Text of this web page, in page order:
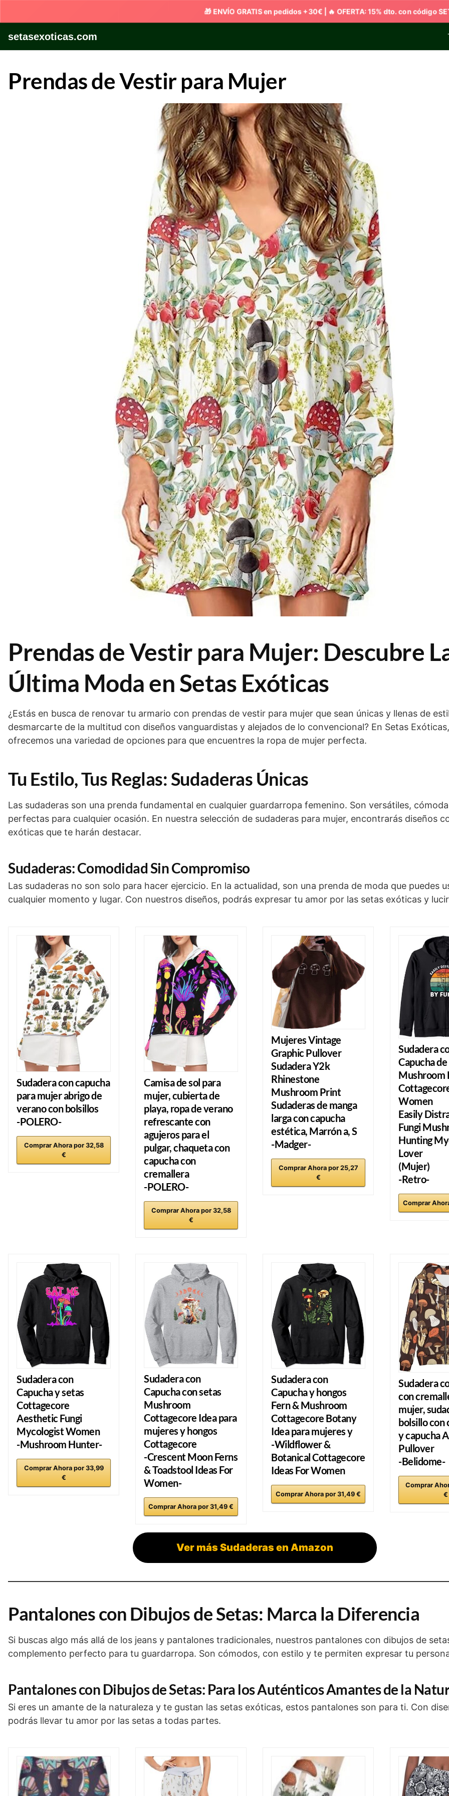
content
setasexoticas.com
Prendas de Vestir para Mujer
Prendas de Vestir para Mujer: Descubre
Última Moda en Setas Exóticas
¿Estás en busca de renovar tu armario con prendas de vestir para mujer que sean únicas y llenas de
desmarcarte de la multitud con diseños vanguardistas y alejados de lo convencional? En Setas
ofrecemos una variedad de opciones para que encuentres la ropa de mujer perfecta.
Tu Estilo, Tus Reglas: Sudaderas Únicas
Las sudaderas son una prenda fundamental en cualquier guardarropa femenino. Son versátiles,
perfectas para cualquier ocasión. En nuestra selección de sudaderas para mujer, encontrarás diseños
exóticas que te harán destacar.
Sudaderas: Comodidad Sin Compromiso
Las sudaderas no son solo para hacer ejercicio. En la actualidad, son una prenda de moda que puedes
cualquier momento y lugar. Con nuestros diseños, podrás expresar tu amor por las setas exóticas y
Sudadera con capucha
para mujer abrigo de
verano con bolsillos
-POLERO-
Comprar Ahora por 32,58
€
Camisa de sol para
mujer, cubierta de
playa, ropa de verano
refrescante con
agujeros para el
pulgar, chaqueta con
capucha con
cremallera
-POLERO-
Comprar Ahora por 32,58
€
Mujeres Vintage
Graphic Pullover
Sudadera Y2k
Rhinestone
Mushroom Print
Sudaderas de manga
larga con capucha
estética, Marrón a, S
-Madger-
Comprar Ahora por 25,27
€
Sudadera
Capucha
Mushroom
Women
Easily
Fungi
Hunting
Lover
(Mujer)
-Retro-
Comprar
Sudadera con
Capucha y setas
Cottagecore
Aesthetic Fungi
Mycologist Women
-Mushroom Hunter-
Comprar Ahora por 33,99
€
Sudadera con
Capucha con setas
Mushroom
Cottagecore Idea para
mujeres y hongos
Cottagecore
-Crescent Moon Ferns
& Toadstool Ideas For
Women-
Comprar Ahora por 31,49 €
Sudadera con
Capucha y hongos
Fern & Mushroom
Cottagecore Botany
Idea para mujeres y
-Wildflower &
Botanical Cottagecore
Ideas For Women
Comprar Ahora por 31,49 €
Sudadera
con
mujer,
bolsillo con
y capucha
Pullover
-Belidome-
Comprar
€
Ver más Sudaderas en Amazon
Pantalones con Dibujos de Setas: Marca la Diferencia
Si buscas algo más allá de los jeans y pantalones tradicionales, nuestros pantalones con dibujos de
complemento perfecto para tu guardarropa. Son cómodos, con estilo y te permiten expresar tu
Pantalones con Dibujos de Setas: Para los Auténticos Amantes de la
Si eres un amante de la naturaleza y te gustan las setas exóticas, estos pantalones son para ti. Con
podrás llevar tu amor por las setas a todas partes.